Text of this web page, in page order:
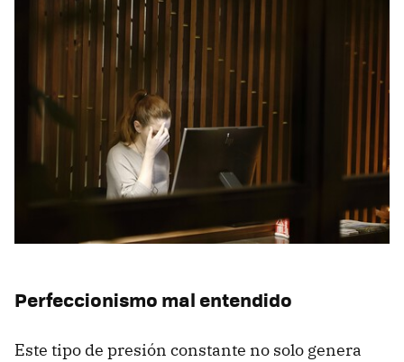
Perfeccionismo mal entendido
Este tipo de presión constante no solo genera